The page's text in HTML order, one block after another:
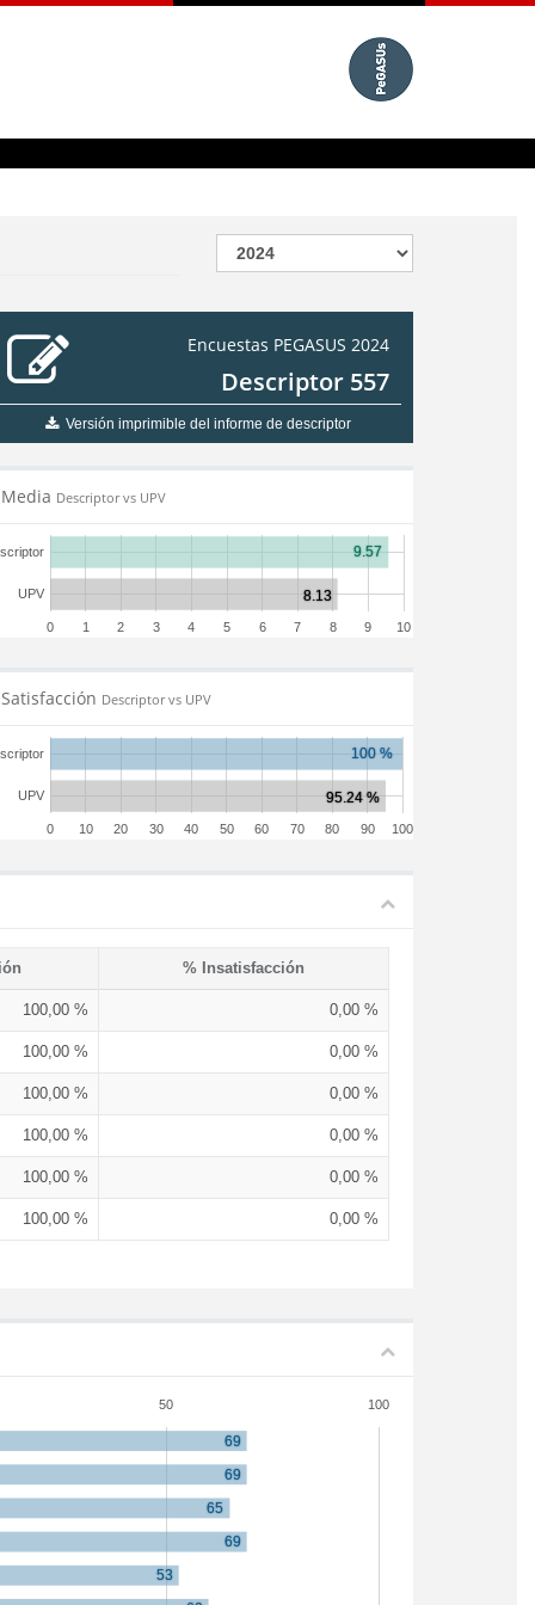
Encuestas PEGASUS 2024
Descriptor 557
Versión imprimible del informe de descriptor
Media Descriptor vs UPV
0 1 2 3 4 5 6 7 8 9 10
UPV
Satisfacción Descriptor vs UPV
0 10 20 30 40 50 60 70 80 90 100
UPV
% Insatisfacción
100,00 % 0,00 %
100,00 % 0,00 %
100,00 % 0,00 %
100,00 % 0,00 %
100,00 % 0,00 %
100,00 % 0,00 %
50 100